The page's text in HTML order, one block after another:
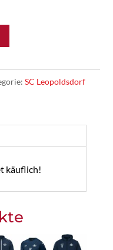
SC Leopoldsdorf
käuflich!